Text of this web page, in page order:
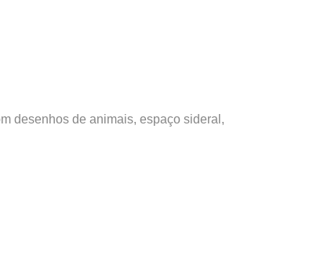
desenhos de animais, espaço sideral,